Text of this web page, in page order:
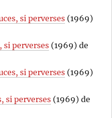
si perverses (1969)
si perverses (1969) de
si perverses (1969)
si perverses (1969) de